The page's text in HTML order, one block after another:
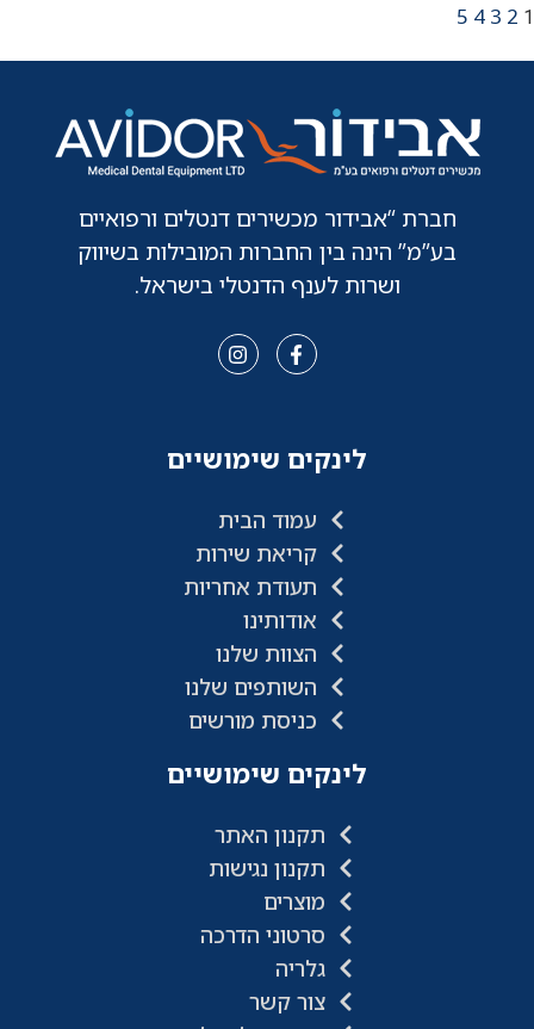
1
2
3
4
5
חברת “אבידור מכשירים דנטלים ורפואיים
בע”מ” הינה בין החברות המובילות בשיווק
ושרות לענף הדנטלי בישראל.
לינקים שימושיים
עמוד הבית
קריאת שירות
תעודת אחריות
אודותינו
הצוות שלנו
השותפים שלנו
כניסת מורשים
לינקים שימושיים
תקנון האתר
תקנון נגישות
מוצרים
סרטוני הדרכה
גלריה
צור קשר